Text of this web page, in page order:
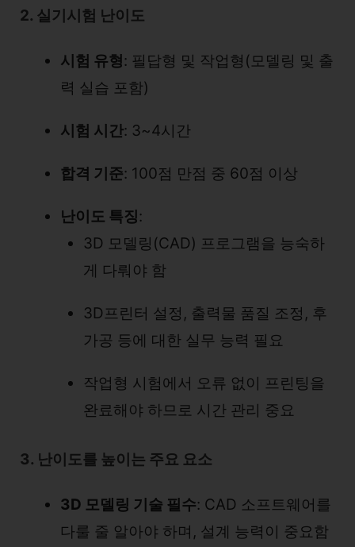
2. 실기시험 난이도
시험 유형: 필답형 및 작업형(모델링 및 출
력 실습 포함)
시험 시간: 3~4시간
합격 기준: 100점 만점 중 60점 이상
난이도 특징:
3D 모델링(CAD) 프로그램을 능숙하
게 다뤄야 함
3D프린터 설정, 출력물 품질 조정, 후
가공 등에 대한 실무 능력 필요
작업형 시험에서 오류 없이 프린팅을
완료해야 하므로 시간 관리 중요
3. 난이도를 높이는 주요 요소
3D 모델링 기술 필수: CAD 소프트웨어를
다룰 줄 알아야 하며, 설계 능력이 중요함